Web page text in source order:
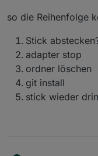
dann adapter
folgende
rm -R /opt/
rm -R /opt/
rm -R /opt/
dann von git
du hast ein
so die Reihenfolge
Stick
adapter stop
ordner löschen
git install
stick wieder